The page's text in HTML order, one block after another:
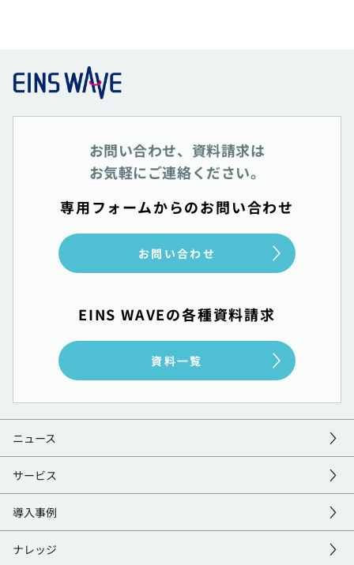
お問い合わせ、資料請求は
お気軽にご連絡ください。
専用フォームからのお問い合わせ
お問い合わせ
EINS WAVEの各種資料請求
資料一覧
ニュース
サービス
導入事例
ナレッジ